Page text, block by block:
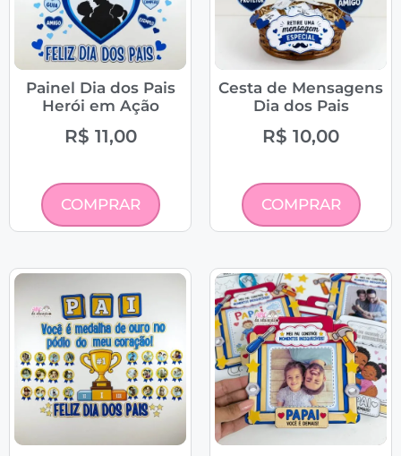
Painel Dia dos Pais
Herói em Ação
R$ 11,00
COMPRAR
Cesta de Mensagens
Dia dos Pais
R$ 10,00
COMPRAR